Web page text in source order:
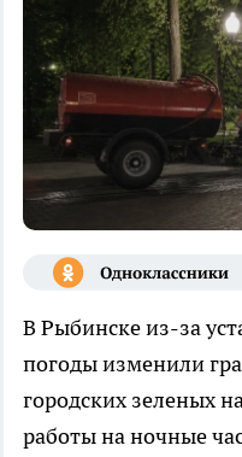
В Рыбинске из-за
погоды изменили
городских зеленых
работы на ночные